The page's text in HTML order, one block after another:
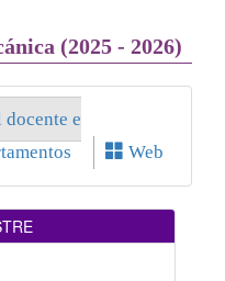
(2025 - 2026)
e
Web